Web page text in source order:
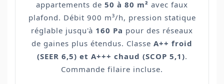
appartements de 50 à 80 m² avec faux
plafond. Débit 900 m³/h, pression statique
réglable jusqu'à 160 Pa pour des réseaux
de gaines plus étendus. Classe A++ froid
(SEER 6,5) et A+++ chaud (SCOP 5,1).
Commande filaire incluse.